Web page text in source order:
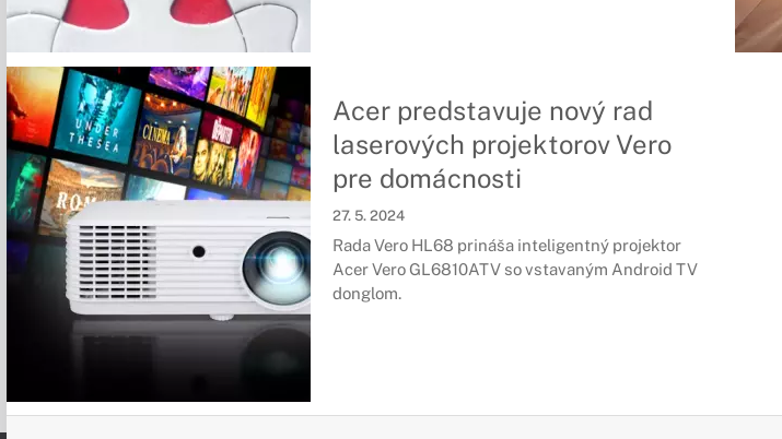
Acer predstavuje nový rad
laserových projektorov Vero
pre domácnosti
27. 5. 2024
Rada Vero HL68 prináša inteligentný projektor
Acer Vero GL6810ATV so vstavaným Android TV
donglom.